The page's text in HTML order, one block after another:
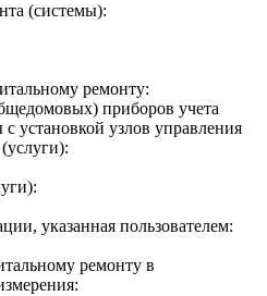
(системы):
ремонту:
приборов учета
установкой узлов управления
указанная пользователем:
ремонту в